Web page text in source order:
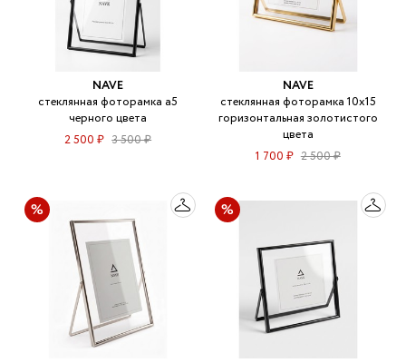
NAVE
стеклянная фоторамка а5
черного цвета
2 500 ₽ 3 500 ₽
NAVE
стеклянная фоторамка 10х15
горизонтальная золотистого
цвета
1 700 ₽ 2 500 ₽